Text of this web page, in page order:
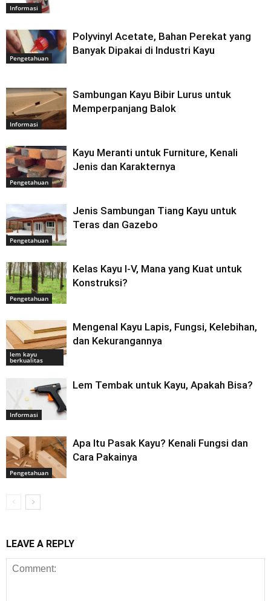
Informasi
Pengetahuan
Polyvinyl Acetate, Bahan Perekat yang
Banyak Dipakai di Industri Kayu
Informasi
Sambungan Kayu Bibir Lurus untuk
Memperpanjang Balok
Pengetahuan
Kayu Meranti untuk Furniture, Kenali
Jenis dan Karakternya
Pengetahuan
Jenis Sambungan Tiang Kayu untuk
Teras dan Gazebo
Pengetahuan
Kelas Kayu I-V, Mana yang Kuat untuk
Konstruksi?
lem kayu
berkualitas
Mengenal Kayu Lapis, Fungsi, Kelebihan,
dan Kekurangannya
Informasi
Lem Tembak untuk Kayu, Apakah Bisa?
Pengetahuan
Apa Itu Pasak Kayu? Kenali Fungsi dan
Cara Pakainya
LEAVE A REPLY